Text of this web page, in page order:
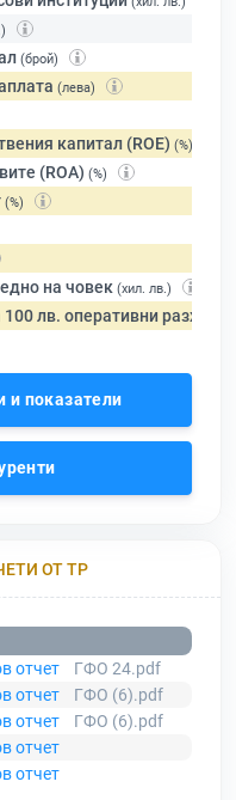
(брой)
(лева)
капитал (ROE) (%)
(ROA) (%)
(%)
на човек (хил. лв.)
лв. оперативни разходи
и показатели
ОТ ТР
отчет
ГФО 24.pdf
отчет
ГФО (6).pdf
отчет
ГФО (6).pdf
отчет
отчет